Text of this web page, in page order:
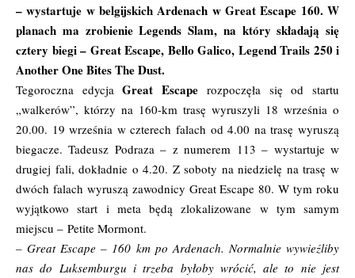
– wystartuje w belgijskich Ardenach w Great Escape 160. W
planach ma zrobienie Legends Slam, na który składają się
cztery biegi – Great Escape, Bello Galico, Legend Trails 250 i
Another One Bites The Dust.
Tegoroczna edycjaGreat Escape rozpoczęła się od startu
„walkerów”, którzy na 160-km trasę wyruszyli 18 września o
20.00. 19 września w czterech falach od 4.00 na trasę wyruszą
biegacze. Tadeusz Podraza – z numerem 113 – wystartuje w
drugiej fali, dokładnie o 4.20. Z soboty na niedzielę na trasę w
dwóch falach wyruszą zawodnicy Great Escape 80. W tym roku
wyjątkowo start i meta będą zlokalizowane w tym samym
miejscu – Petite Mormont.
– Great Escape – 160 km po Ardenach. Normalnie wywieźliby
nas do Luksemburgu i trzeba byłoby wrócić, ale to nie jest